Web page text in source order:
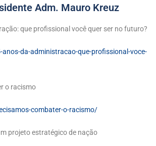
Adm. Mauro Kreuz
que profissional você quer ser no futuro?
da-administracao-que-profissional-voce-
o racismo
combater-o-racismo/
projeto estratégico de nação